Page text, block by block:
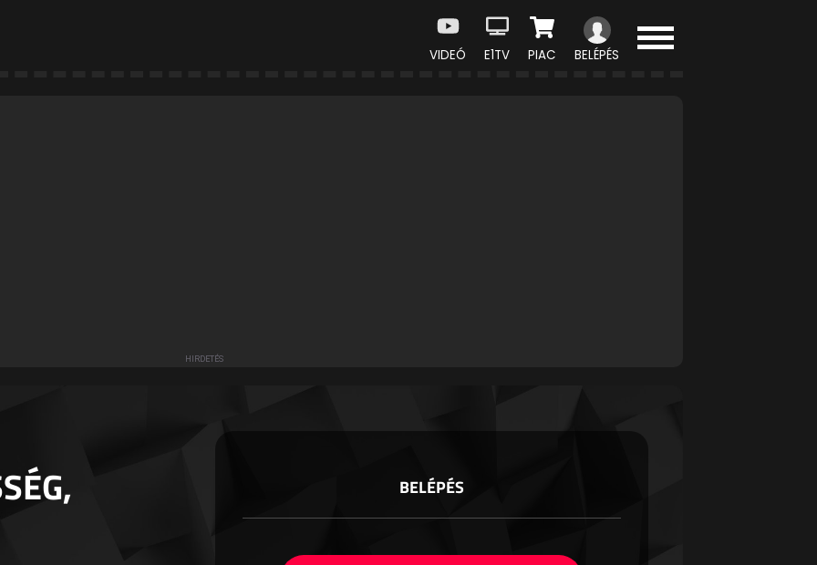
VIDEÓ E1TV PIAC BELÉPÉS
BELÉPÉS